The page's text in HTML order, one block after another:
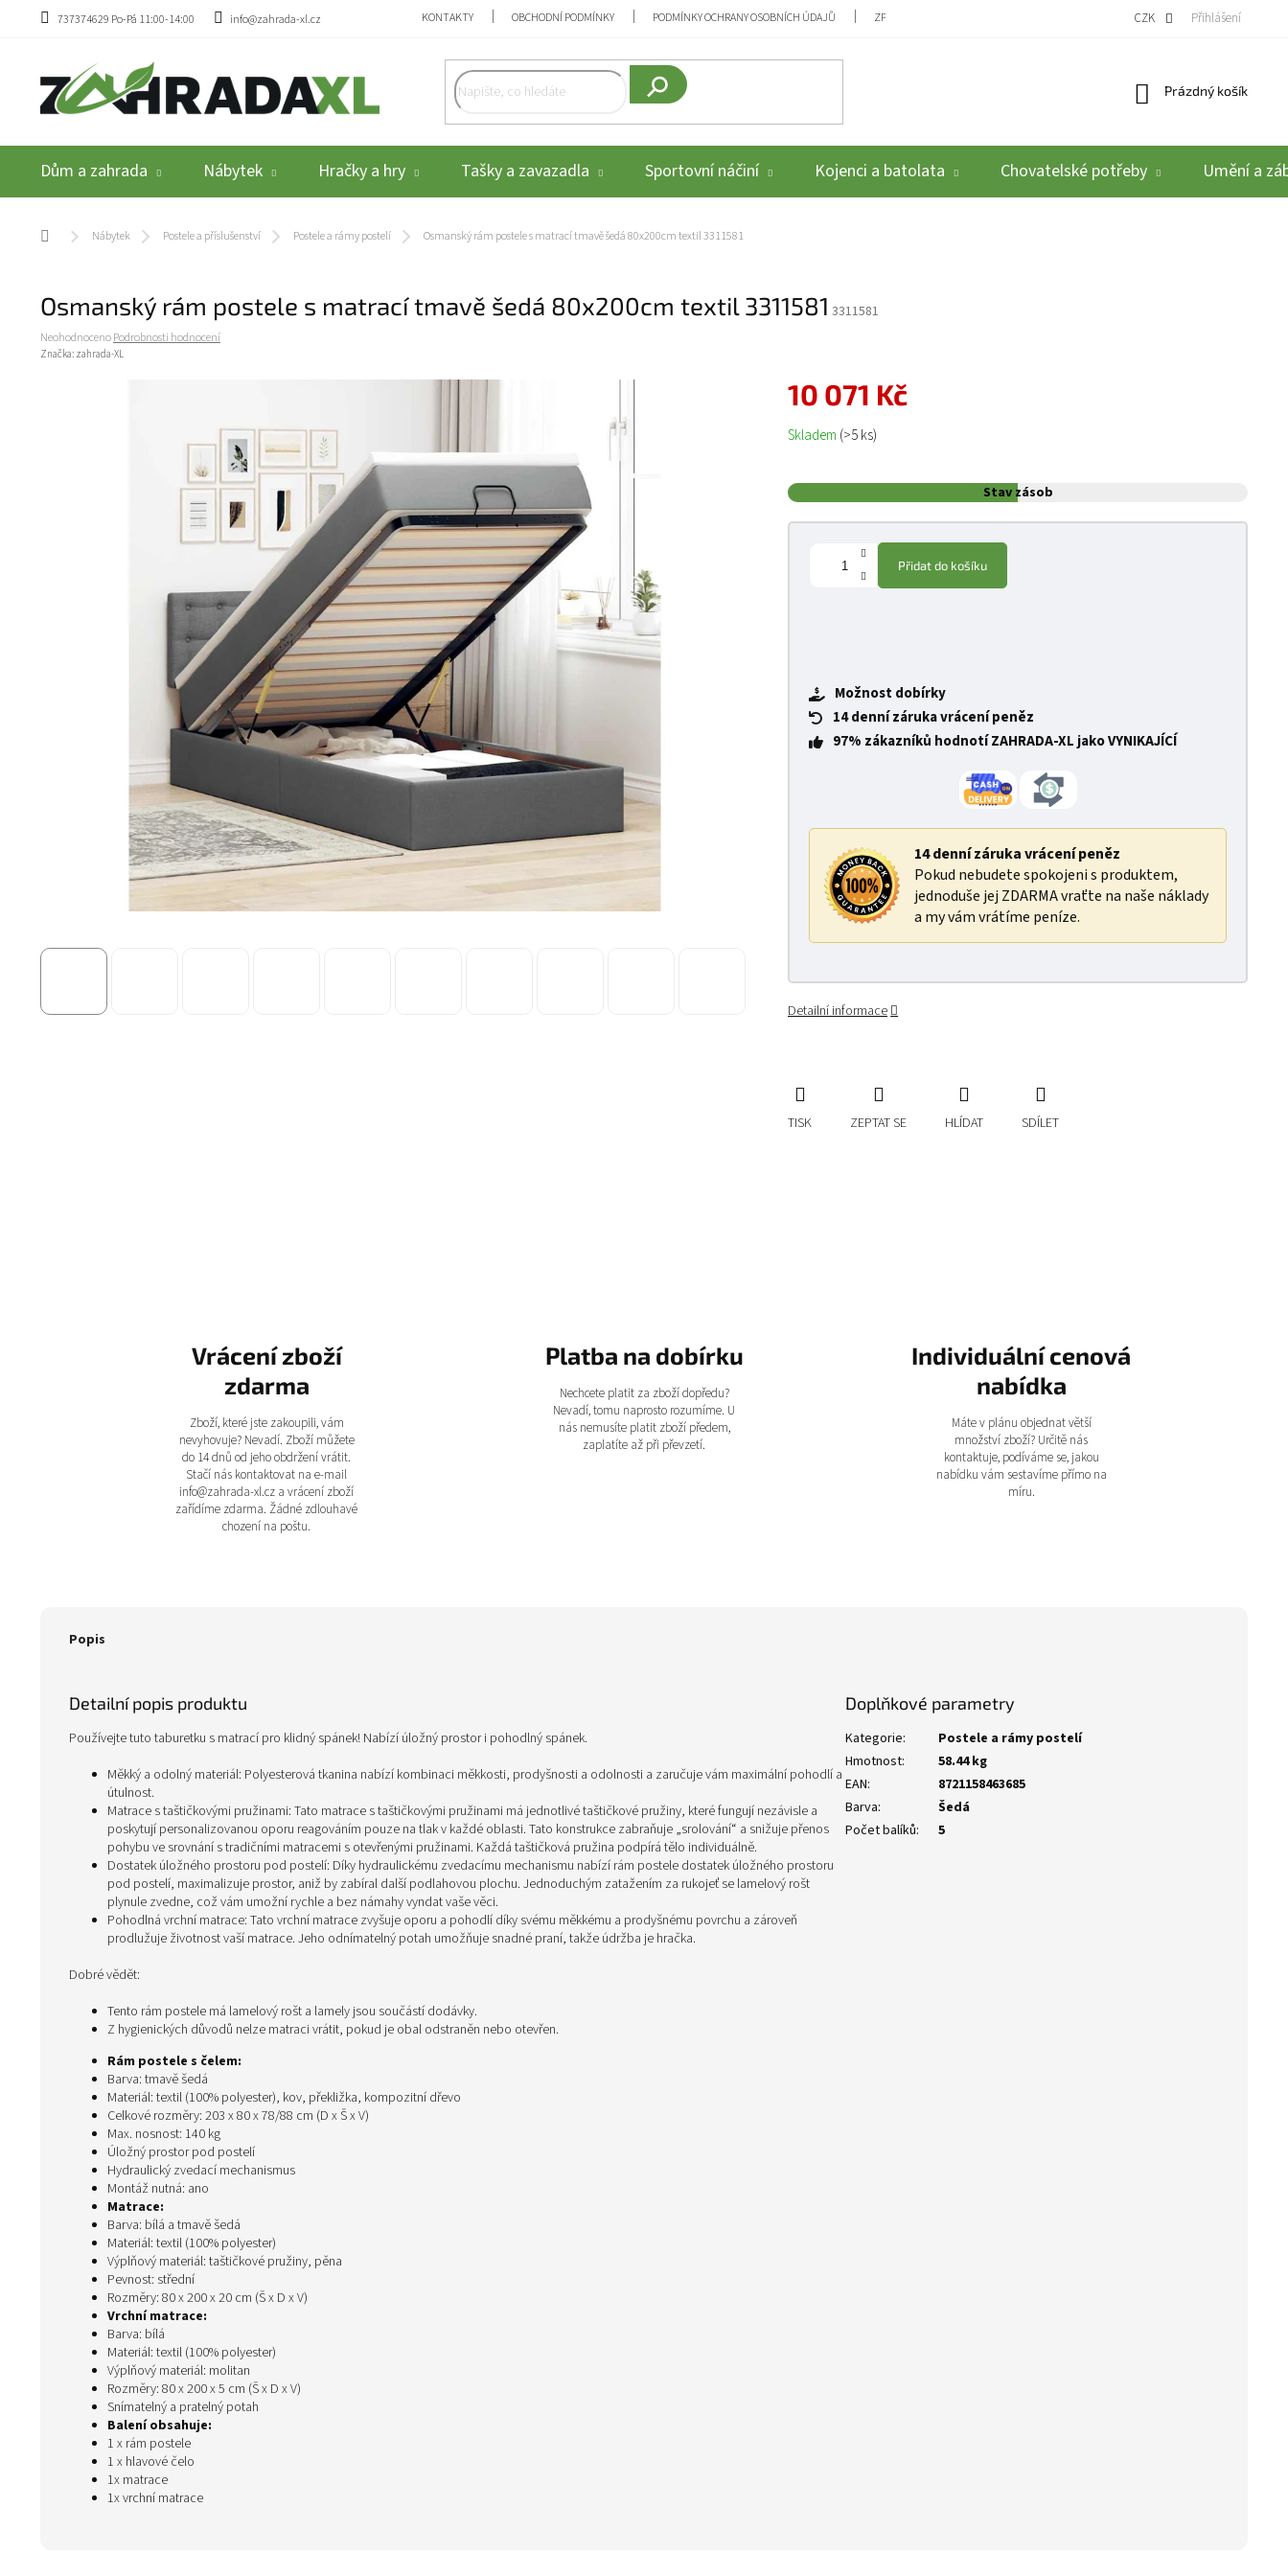
Přejít na obsah
737374629 Po-Pá 11:00-14:00 info@zahrada-xl.cz KONTAKTY OBCHODNÍ PODMÍNKY PODMÍNKY OCHRANY OSOBNÍCH ÚDAJŮ ZPĚTNÝ ODBĚR VYSLOUŽILÝCH ELEKTROZAŘÍZENÍ / BATERIÍ REKLAMACE A
CZK Přihlášení
Hledat
Nákupní košík
Prázdný košík
Dům a zahrada Nábytek Hračky a hry Tašky a zavazadla Sportovní náčiní Kojenci a batolata Chovatelské potřeby Umění a
Domů Nábytek Postele a příslušenství Postele a rámy postelí Osmanský rám postele s matrací tmavě šedá 80x200cm textil 3311581
Osmanský rám postele s matrací tmavě šedá 80x200cm textil 3311581 3311581
Průměrné hodnocení produktu je 0,0 z 5 hvězdiček.
NeohodnocenoPodrobnosti hodnocení
Značka: zahrada-XL
10 071 Kč
Měrná cena:
Skladem (>5 ks)
Stav zásob
Přidat do košíku
Možnost dobírky
14 denní záruka vrácení peněz
97% zákazníků hodnotí ZAHRADA-XL jako VYNIKAJÍCÍ
14 denní záruka vrácení peněz
Pokud nebudete spokojeni s produktem,
jednoduše jej ZDARMA vraťte na naše náklady
a my vám vrátíme peníze.
Detailní informace
TISK ZEPTAT SE HLÍDAT SDÍLET
Vrácení zboží
zdarma
Zboží, které jste zakoupili, vám
nevyhovuje? Nevadí. Zboží můžete
do 14 dnů od jeho obdržení vrátit.
Stačí nás kontaktovat na e-mail
info@zahrada-xl.cz a vrácení zboží
zařídíme zdarma. Žádné zdlouhavé
chození na poštu.
Platba na dobírku
Nechcete platit za zboží dopředu?
Nevadí, tomu naprosto rozumíme. U
nás nemusíte platit zboží předem,
zaplatíte až při převzetí.
Individuální cenová
nabídka
Máte v plánu objednat větší
množství zboží? Určitě nás
kontaktuje, podíváme se, jakou
nabídku vám sestavíme přímo na
míru.
Popis
Detailní popis produktu
Používejte tuto taburetku s matrací pro klidný spánek! Nabízí úložný prostor i pohodlný spánek.
Měkký a odolný materiál: Polyesterová tkanina nabízí kombinaci měkkosti, prodyšnosti a odolnosti a zaručuje vám maximální pohodlí a
útulnost.
Matrace s taštičkovými pružinami: Tato matrace s taštičkovými pružinami má jednotlivé taštičkové pružiny, které fungují nezávisle a
poskytují personalizovanou oporu reagováním pouze na tlak v každé oblasti. Tato konstrukce zabraňuje „srolování“ a snižuje přenos
pohybu ve srovnání s tradičními matracemi s otevřenými pružinami. Každá taštičková pružina podpírá tělo individuálně.
Dostatek úložného prostoru pod postelí: Díky hydraulickému zvedacímu mechanismu nabízí rám postele dostatek úložného prostoru
pod postelí, maximalizuje prostor, aniž by zabíral další podlahovou plochu. Jednoduchým zatažením za rukojeť se lamelový rošt
plynule zvedne, což vám umožní rychle a bez námahy vyndat vaše věci.
Pohodlná vrchní matrace: Tato vrchní matrace zvyšuje oporu a pohodlí díky svému měkkému a prodyšnému povrchu a zároveň
prodlužuje životnost vaší matrace. Jeho odnímatelný potah umožňuje snadné praní, takže údržba je hračka.
Dobré vědět:
Tento rám postele má lamelový rošt a lamely jsou součástí dodávky.
Z hygienických důvodů nelze matraci vrátit, pokud je obal odstraněn nebo otevřen.
Rám postele s čelem:
Barva: tmavě šedá
Materiál: textil (100% polyester), kov, překližka, kompozitní dřevo
Celkové rozměry: 203 x 80 x 78/88 cm (D x Š x V)
Max. nosnost: 140 kg
Úložný prostor pod postelí
Hydraulický zvedací mechanismus
Montáž nutná: ano
Matrace:
Barva: bílá a tmavě šedá
Materiál: textil (100% polyester)
Výplňový materiál: taštičkové pružiny, pěna
Pevnost: střední
Rozměry: 80 x 200 x 20 cm (Š x D x V)
Vrchní matrace:
Barva: bílá
Materiál: textil (100% polyester)
Výplňový materiál: molitan
Rozměry: 80 x 200 x 5 cm (Š x D x V)
Snímatelný a pratelný potah
Balení obsahuje:
1 x rám postele
1 x hlavové čelo
1x matrace
1x vrchní matrace
Doplňkové parametry
Kategorie:
Postele a rámy postelí
Hmotnost:
58.44 kg
EAN:
8721158463685
Barva:
Šedá
Počet balíků: 5